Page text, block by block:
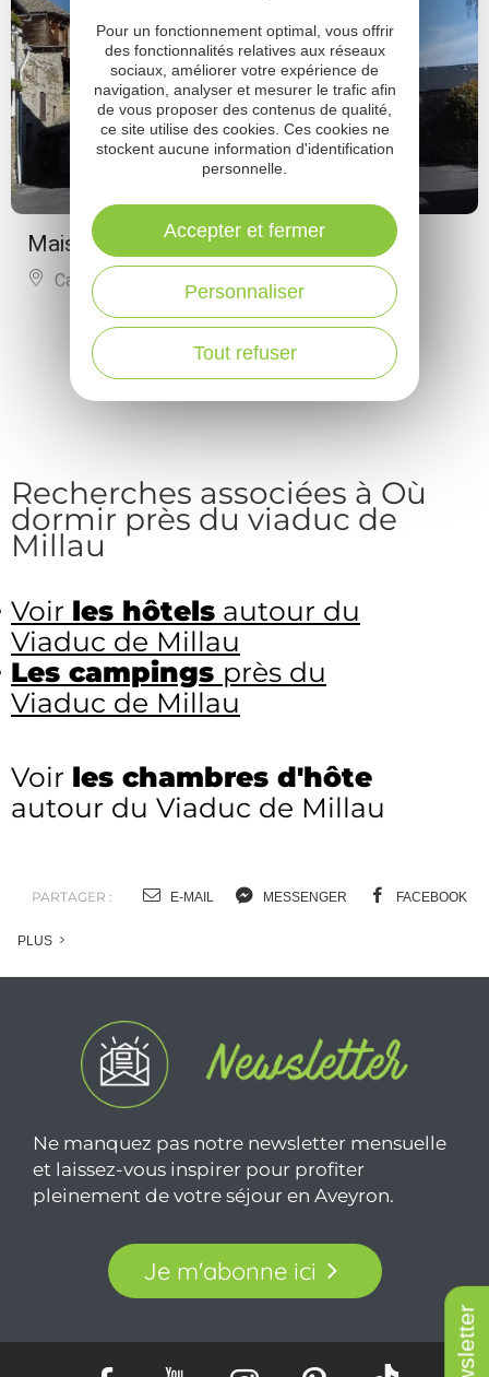
Maison au coeur de la campagne
Castelnau-Pégayrols
PLUS DE RÉSULTATS
Recherches associées à Où
dormir près du viaduc de
Millau
Voir les hôtels autour du
Viaduc de Millau
Les campings près du
Viaduc de Millau
Voir les chambres d'hôte
autour du Viaduc de Millau
PARTAGER : E-MAIL MESSENGER FACEBOOK
PLUS
Ne manquez pas notre newsletter mensuelle
et laissez-vous inspirer pour profiter
pleinement de votre séjour en Aveyron.
Je m'abonne ici
Pour un fonctionnement optimal, vous offrir
des fonctionnalités relatives aux réseaux
sociaux, améliorer votre expérience de
navigation, analyser et mesurer le trafic afin
de vous proposer des contenus de qualité,
ce site utilise des cookies. Ces cookies ne
stockent aucune information d'identification
personnelle.
Tout refuser
Personnaliser
Accepter et fermer